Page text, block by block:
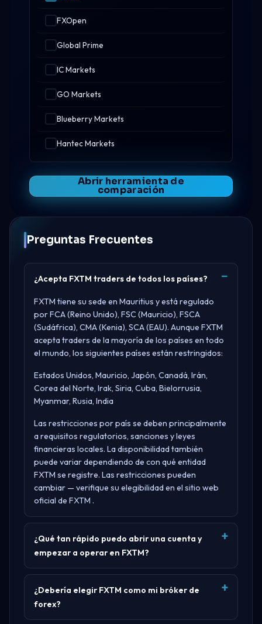
FXOpen
Global Prime
IC Markets
GO Markets
Blueberry Markets
Hantec Markets
Abrir herramienta de
comparación
Preguntas Frecuentes
¿Acepta FXTM traders de todos los países?
FXTM tiene su sede en Mauritius y está regulado
porFCA (Reino Unido), FSC (Mauricio), FSCA
(Sudáfrica), CMA (Kenia), SCA (EAU). Aunque FXTM
acepta traders de la mayoría de los países en todo
el mundo, los siguientes países están restringidos:
Estados Unidos, Mauricio, Japón, Canadá, Irán,
Corea del Norte, Irak, Siria, Cuba, Bielorrusia,
Myanmar, Rusia, India
Las restricciones por país se deben principalmente
a requisitos regulatorios, sanciones y leyes
financieras locales. La disponibilidad también
puede variar dependiendo de con qué entidad
FXTM se registre. Las restricciones pueden
cambiar — verifique su elegibilidad en el sitio web
oficial de FXTM .
¿Qué tan rápido puedo abrir una cuenta y
empezar a operar en FXTM?
¿Debería elegir FXTM como mi bróker de
forex?